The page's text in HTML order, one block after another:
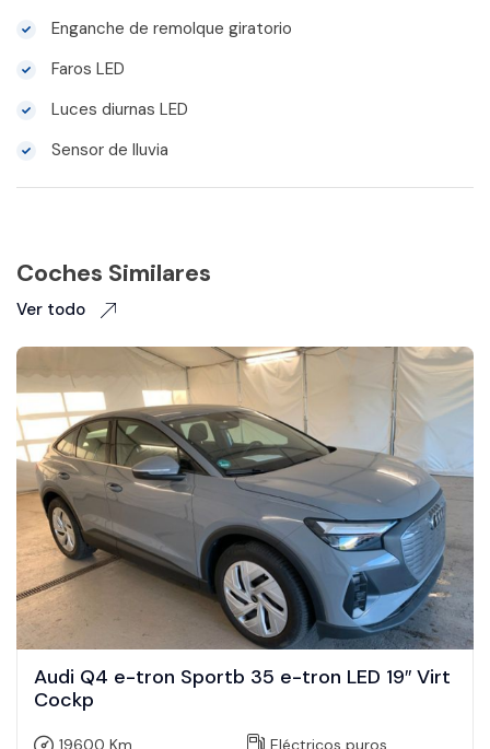
Enganche de remolque giratorio
Faros LED
Luces diurnas LED
Sensor de lluvia
Coches Similares
Ver todo
Audi Q4 e-tron Sportb 35 e-tron LED 19″ Virt
Cockp
19600 Km
Eléctricos puros